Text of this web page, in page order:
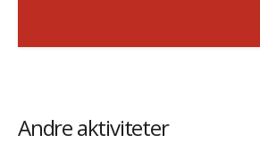
Andre aktiviteter